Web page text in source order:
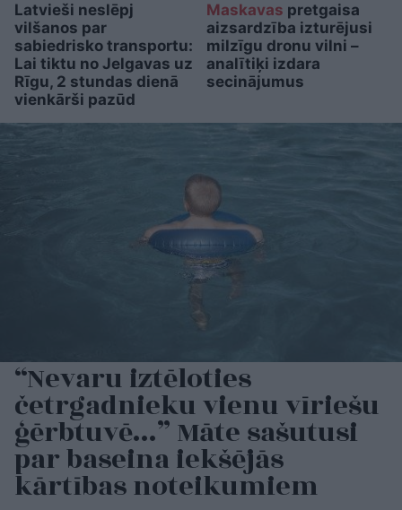
Latvieši neslēpj
vilšanos par
sabiedrisko transportu:
Lai tiktu no Jelgavas uz
Rīgu, 2 stundas dienā
vienkārši pazūd
Maskavas pretgaisa
aizsardzība izturējusi
milzīgu dronu vilni –
analītiķi izdara
secinājumus
“Nevaru iztēloties
četrgadnieku vienu vīriešu
ģērbtuvē…” Māte sašutusi
par baseina iekšējās
kārtības noteikumiem